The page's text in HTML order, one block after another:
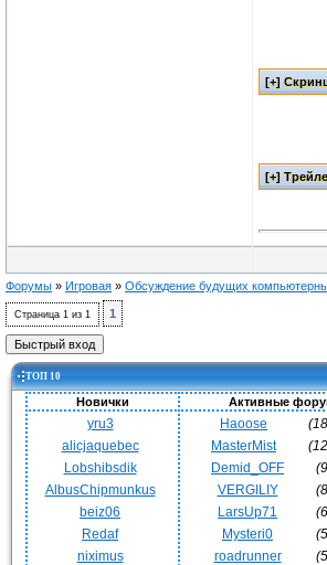
Форумы » Игровая » Обсуждение будущих
Страница 1 из 1 1
ТОП 10
Новички Активные
yru3
alicjaquebec
Lobshibsdik
AlbusChipmunkus
beiz06
Redaf
niximus
Haoose
MasterMist
Demid_OFF
VERGILIY
LarsUp71
Mysteri0
roadrunner